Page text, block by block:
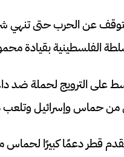
عن الحرب حتى
الفلسطينية بقيادة
على الترويج لحملة
من حماس وإسرائيل وتلعب
قطر دعمًا كبيرًا لحماس